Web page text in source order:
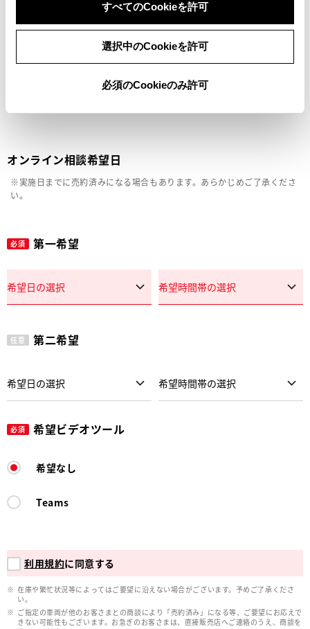
すべてのCookieを許可
選択中のCookieを許可
必須のCookieのみ許可
車両の状態確認（外装・内装・キズ）
オンライン相談希望日
※実施日までに売約済みになる場合もあります。あらかじめご了承くださ
い。
必須 第一希望
任意 第二希望
必須 希望ビデオツール
希望なし
Teams
利用規約に同意する
在庫や繁忙状況等によってはご要望に沿えない場合がございます。予めご了承くださ
い。
ご指定の車両が他のお客さまとの商談により「売約済み」になる等、ご要望にお応えで
きない可能性もございます。お急ぎのお客さまは、直接販売店へご連絡のうえ、商談を